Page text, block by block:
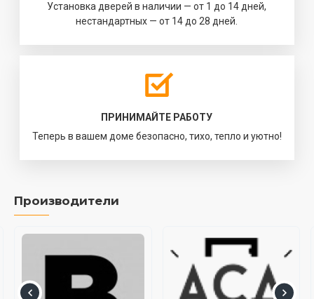
Установка дверей в наличии — от 1 до 14 дней,
нестандартных — от 14 до 28 дней.
ПРИНИМАЙТЕ РАБОТУ
Теперь в вашем доме безопасно, тихо, тепло и уютно!
Производители